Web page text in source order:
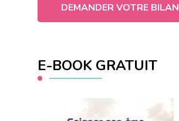
DEMANDER VOTRE BILAN
E-BOOK GRATUIT